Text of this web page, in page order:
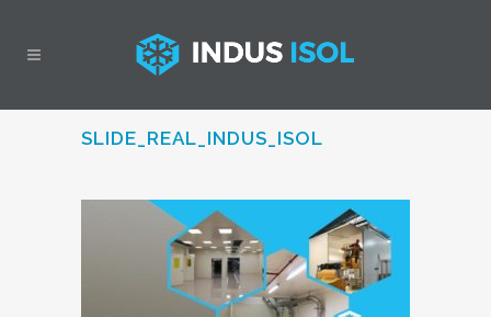
SLIDE_REAL_INDUS_ISOL